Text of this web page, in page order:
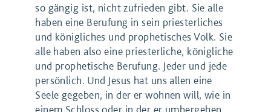
so gängig ist, nicht zufrieden gibt. Sie alle
haben eine Berufung in sein priesterliches
und königliches und prophetisches Volk. Sie
alle haben also eine priesterliche, königliche
und prophetische Berufung. Jeder und jede
persönlich. Und Jesus hat uns allen eine
Seele gegeben, in der er wohnen will, wie in
einem Schloss oder in der er umhergehen